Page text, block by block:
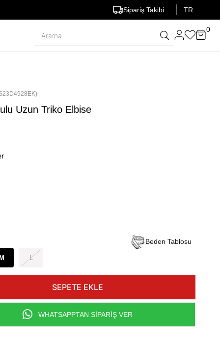
Sipariş Takibi TR
0
Uzun Triko Elbise
Beden Tablosu
L
WHATSAPPTAN SİPARİŞ VER